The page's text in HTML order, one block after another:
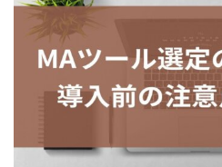
お問い合わせ